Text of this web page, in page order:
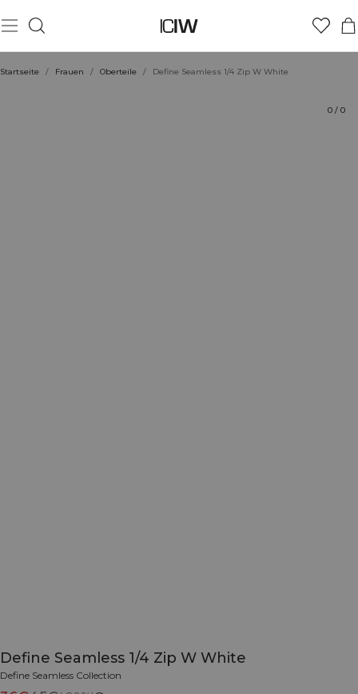
Startseite / Frauen / Oberteile / Define Seamless 1/4 Zip W White
0 / 0
Define Seamless 1/4 Zip W White
Define Seamless Collection